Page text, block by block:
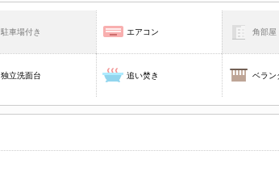
駐車場付き エアコン 角部屋
独立洗面台 追い焚き ベラン